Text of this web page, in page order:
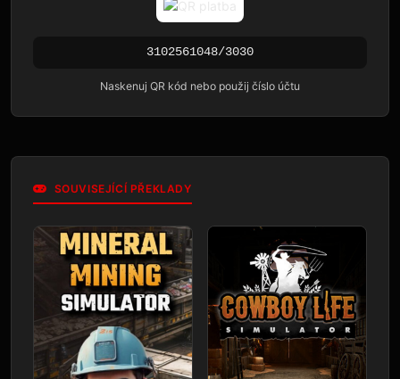
3102561048/3030
Naskenuj QR kód nebo použij číslo účtu
SOUVISEJÍCÍ PŘEKLADY